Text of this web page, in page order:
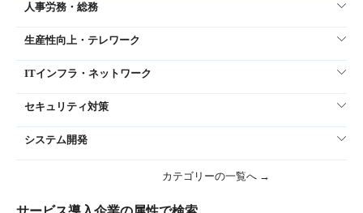
人事労務・総務
生産性向上・テレワーク
ITインフラ・ネットワーク
セキュリティ対策
システム開発
カテゴリーの一覧へ →